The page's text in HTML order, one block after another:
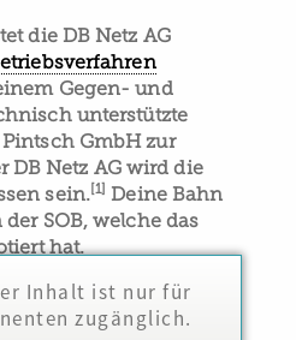
die DB Netz AG
Gegen- und
unterstützte
GmbH zur
Netz AG wird die
sein.[1] Deine Bahn
SOB, welche das
hat.
Inhalt ist nur für
zugänglich.
Elektronische Stellwerke
bedienen. Der Regelbetrieb,
3. Auflage
3. überarbeitete Auflage
54,90€